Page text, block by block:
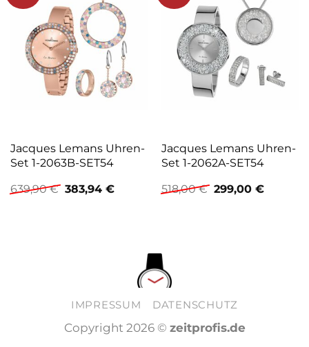
Jacques Lemans Uhren-
Set 1-2063B-SET54
639,90€ Ursprünglicher
Preis
383,94 €Aktueller
Jacques Lemans Uhren-
Set 1-2062A-SET54
518,00€ Ursprünglicher
Preis
299,00 €
IMPRESSUM DATENSCHUTZ
Copyright 2026 © zeitprofis.de